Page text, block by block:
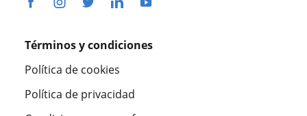
Términos y condiciones
Política de cookies
Política de privacidad